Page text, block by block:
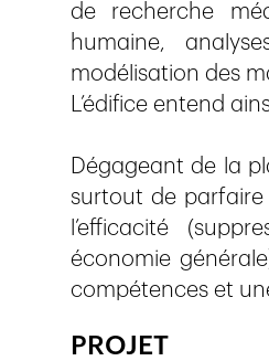
de recherche
humaine,
modélisation des
L’édifice entend
Dégageant de la
surtout de parfaire
l’efficacité
économie
compétences et
PROJET